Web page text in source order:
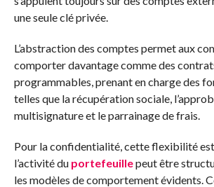
une seule clé privée.
L’abstraction des comptes permet aux
comporter davantage comme des
programmables, prenant en charge des
telles que la récupération sociale,
multisignature et le parrainage de frais.
Pour la confidentialité, cette flexibilité
l’activité du portefeuillepeut être
les modèles de comportement évidents.